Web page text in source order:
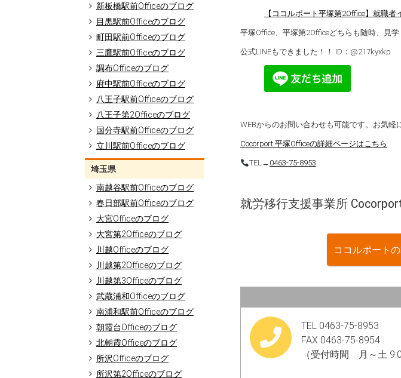
新板橋駅前Officeのブログ
目黒駅前Officeのブログ
町田駅前Officeのブログ
三鷹駅前Officeのブログ
調布Officeのブログ
府中駅前Officeのブログ
八王子駅前Officeのブログ
八王子第2Officeのブログ
国分寺駅前Officeのブログ
立川駅前Officeのブログ
埼玉県
南越谷駅前Officeのブログ
春日部駅前Officeのブログ
大宮Officeのブログ
大宮第2Officeのブログ
川越Officeのブログ
川越第2Officeのブログ
川越第3Officeのブログ
武蔵浦和Officeのブログ
南浦和駅前Officeのブログ
朝霞台Officeのブログ
北朝霞Officeのブログ
所沢Officeのブログ
所沢第2Officeのブログ
【ココルポート平塚第2Office】就職者
平塚Office、平塚第2Officeどちらも随時、見
公式LINEもできました！！ ID：@217kyxkp
WEBからのお問い合わせも可能です。お気軽
Cocorport 平塚Officeの詳細ページはこちら
TEL→ 0463-75-8953
就労移行支援事業所
ココルポート
TEL 0463-75-8953
FAX 0463-75-8954​
（受付時間 月～土